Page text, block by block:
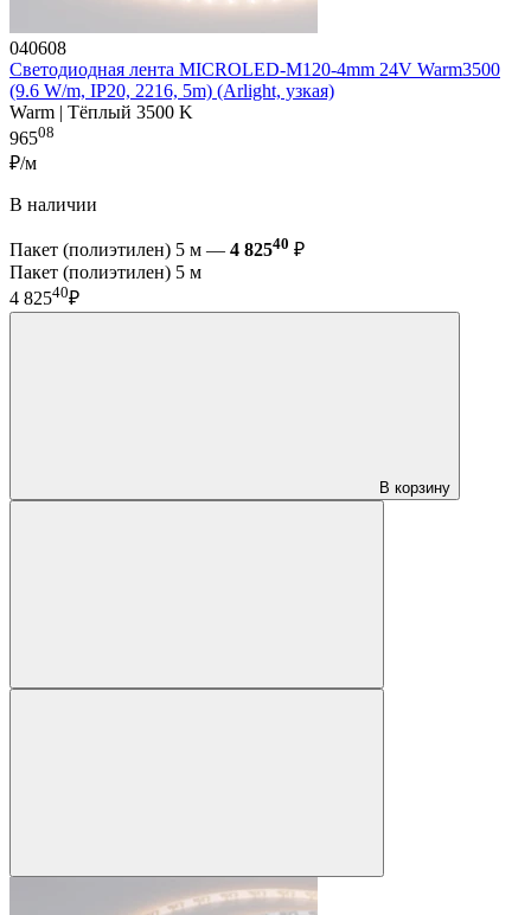
040608
Светодиодная лента MICROLED-M120-4mm 24V Warm3500
(9.6 W/m, IP20, 2216, 5m) (Arlight, узкая)
Warm | Тёплый 3500 K
96508
₽/м
В наличии
Пакет (полиэтилен) 5 м — 4 82540 ₽
Пакет (полиэтилен) 5 м
4 82540₽
В корзину